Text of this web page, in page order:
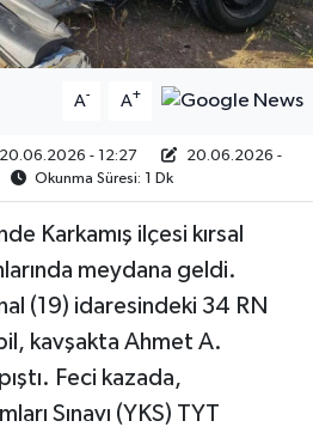
A- A+
20.06.2026 - 12:27
20.06.2026 -
Okunma Süresi: 1 Dk
Karkamış ilçesi kırsal
meydana geldi.
(19) idaresindeki 34 RN
kavşakta Ahmet A.
Feci kazada,
Sınavı (YKS) TYT